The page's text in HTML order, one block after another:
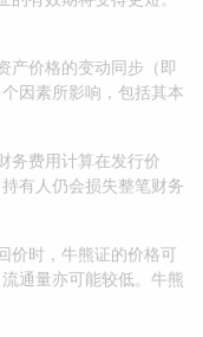
产价格的变动同步（即
因素所影响，包括其本
务费用计算在发行价
有人仍会损失整笔财务
价时，牛熊证的价格可
通量亦可能较低。牛熊